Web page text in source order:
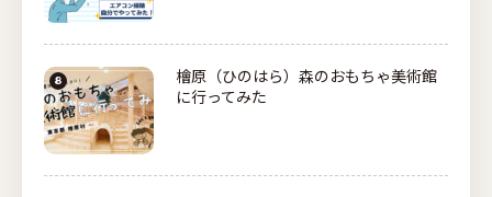
檜原（ひのはら）森のおもちゃ美術館
に行ってみた